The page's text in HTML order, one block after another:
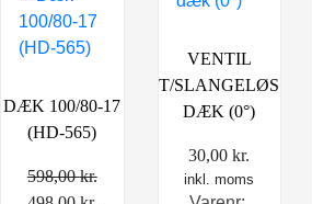
DÆK 100/80-17
(HD-565)
598,00kr.
VENTIL
T/SLANGELØS
DÆK (0°)
30,00kr.
inkl. moms